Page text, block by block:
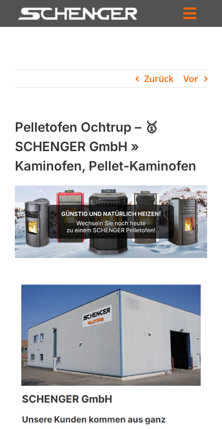
Inhalt
HÄNDLERSUCHE
UNTERNEHMEN
PROFIL
WARENKORB
PRODUCTS
SEARCH
Zurück Vor
Pelletofen Ochtrup – 🥇
SCHENGER GmbH »
Kaminofen, Pellet-Kaminofen